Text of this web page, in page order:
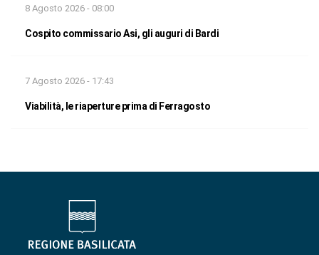
8 Agosto 2026 - 08:00
Cospito commissario Asi, gli auguri di Bardi
7 Agosto 2026 - 17:43
Viabilità, le riaperture prima di Ferragosto